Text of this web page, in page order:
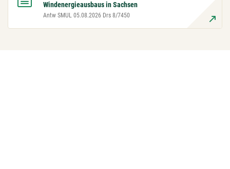
Windenergieausbaus in Sachsen
Antw SMUL 05.08.2026 Drs 8/7450